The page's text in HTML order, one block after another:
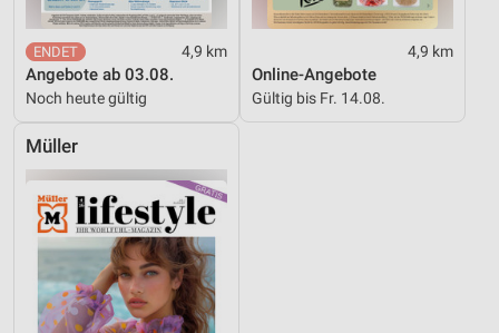
4,9 km
Angebote ab 03.08.
Noch heute gültig
4,9 km
Online-Angebote
Gültig bis Fr. 14.08.
Müller